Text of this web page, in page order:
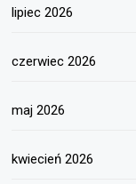
lipiec 2026
czerwiec 2026
maj 2026
kwiecień 2026